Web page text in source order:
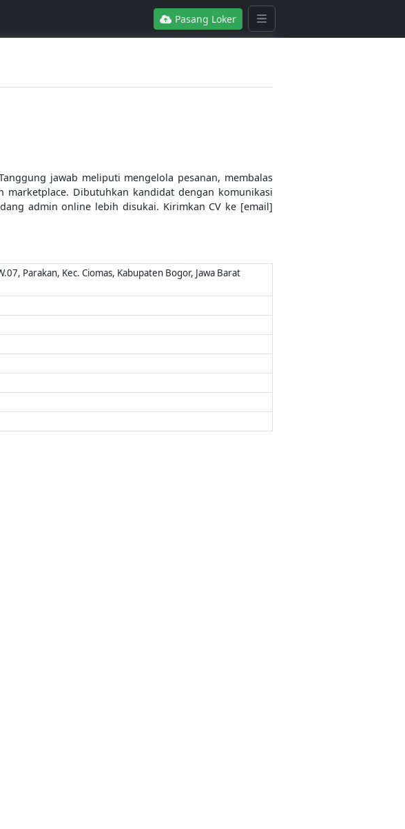
Pasang Loker
jawab meliputi mengelola pesanan, membalas
Dibutuhkan kandidat dengan komunikasi
admin online lebih disukai. Kirimkan CV ke [email]
Parakan, Kec. Ciomas, Kabupaten Bogor, Jawa Barat